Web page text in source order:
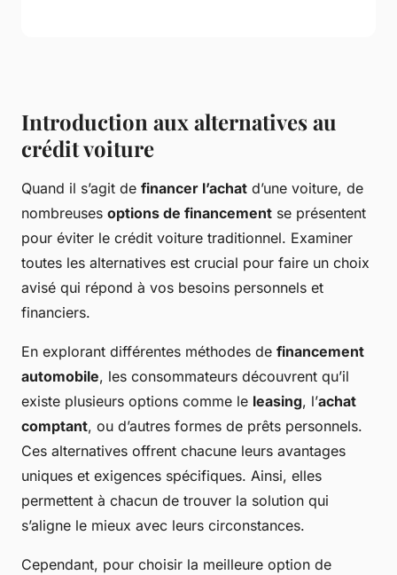
Introduction aux alternatives au
crédit voiture
Quand il s’agit de financer l’achat d’une voiture, de
nombreuses options de financement se présentent
pour éviter le crédit voiture traditionnel. Examiner
toutes les alternatives est crucial pour faire un choix
avisé qui répond à vos besoins personnels et
financiers.
En explorant différentes méthodes de financement
automobile, les consommateurs découvrent qu’il
existe plusieurs options comme le leasing, l’achat
comptant, ou d’autres formes de prêts personnels.
Ces alternatives offrent chacune leurs avantages
uniques et exigences spécifiques. Ainsi, elles
permettent à chacun de trouver la solution qui
s’aligne le mieux avec leurs circonstances.
Cependant, pour choisir la meilleure option de